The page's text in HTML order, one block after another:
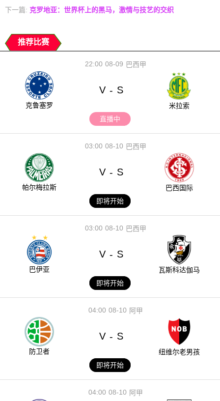
下一篇: 克罗地亚：世界杯上的黑马，激情与技艺的交织
推荐比赛
08-09
22:00 巴西甲
克鲁塞罗
V - S
米拉索
直播中
08-10
03:00 巴西甲
帕尔梅拉斯
V - S
巴西国际
即将开始
08-10
03:00 巴西甲
巴伊亚
V - S
瓦斯科达伽马
即将开始
08-10
04:00 阿甲
防卫者
V - S
纽维尔老男孩
即将开始
08-10
04:00 阿甲